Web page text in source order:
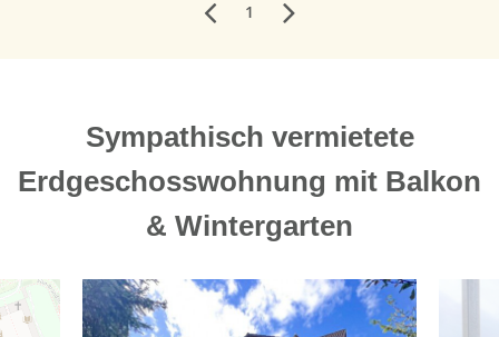
1
Sympathisch vermietete
Erdgeschosswohnung mit Balkon
& Wintergarten